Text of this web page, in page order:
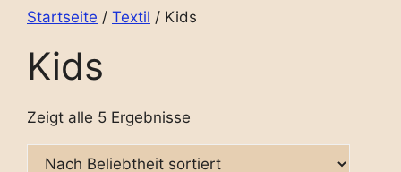
Startseite / Textil / Kids
Kids
Zeigt alle 5 Ergebnisse